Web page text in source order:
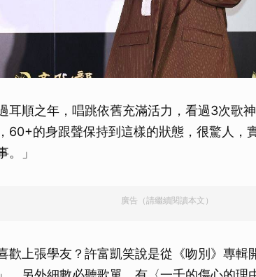
耳順之年，唱跳依舊充滿活力，看過3次歌
60+的身跟聲保持到這樣的狀態，很驚人，
。」
廣告（請繼續閱讀本文）
歡上張學友？許富凱笑說是從《吻別》專輯